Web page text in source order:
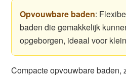
Opvouwbare baden:
baden die gemakkelijk
opgeborgen, ideaal voor
Compacte opvouwbare baden,